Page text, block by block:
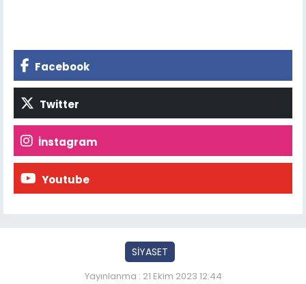
Facebook
Twitter
İnstagram
Youtube
SİYASET
Yayınlanma : 21 Ekim 2023 12:44